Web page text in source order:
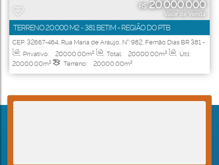
R$20.000.000
Valor de Venda
TERRENO 20.000 M2 - 381 BETIM - REGIÃO DO PTB
CEP: 32667-464, Rua Maria de Araújo, N°: 982, Fernão Dias BR 381 -
KM 490 + 250M, ,Betim Minas Gerais Brasil
Privativo: 20000.00m² Total: 20000.00m²
Útil:
20000.00m² Terreno: 20000.00m²